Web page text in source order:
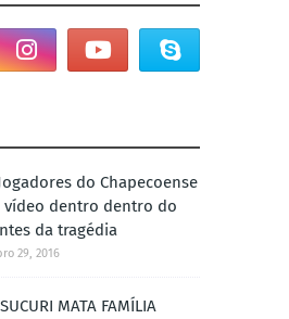
do Chapecoense
vídeo dentro dentro do
da tragédia
29, 2016
MATA FAMÍLIA